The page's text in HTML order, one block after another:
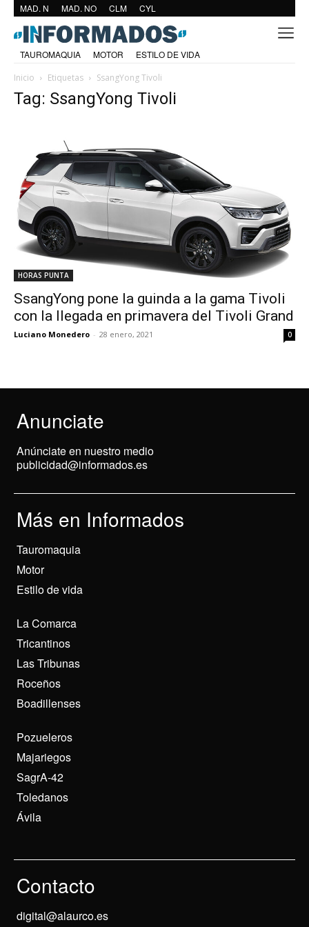
MAD. N MAD. NO CLM CYL
TAUROMAQUIA MOTOR
ESTILO DE VIDA
Inicio
Etiquetas SsangYong Tivoli
Tag: SsangYong Tivoli
HORAS PUNTA
SsangYong pone la guinda a la gama Tivoli
con la llegada en primavera del Tivoli Grand
Luciano Monedero - 28 enero, 2021 0
Anunciate
Anúnciate en nuestro medio
publicidad@informados.es
Más en Informados
Tauromaquia
Motor
Estilo de vida
La Comarca
Tricantinos
Las Tribunas
Roceños
Boadillenses
Pozueleros
Majariegos
SagrA-42
Toledanos
Ávila
Contacto
digital@alaurco.es